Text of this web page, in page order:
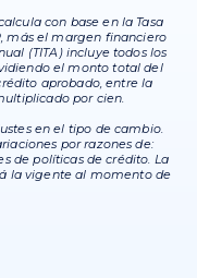
con base en la Tasa
más el margen financiero
(TITA) incluye todos los
el monto total del
aprobado, entre la
por cien.
en el tipo de cambio.
por razones de:
de políticas de crédito. La
la vigente al momento de